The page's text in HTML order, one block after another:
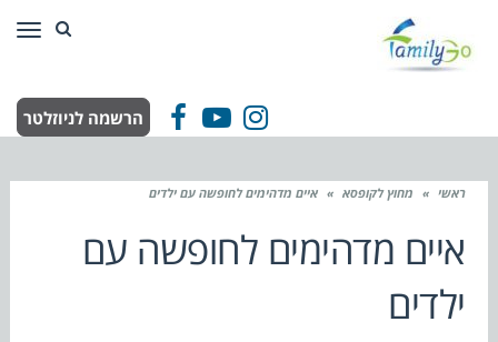
Facebook
YouTube
Instagram הרשמה לניוזלטר
ראשי » מחוץ לקופסא » איים מדהימים לחופשה עם ילדים
איים מדהימים לחופשה עם
ילדים